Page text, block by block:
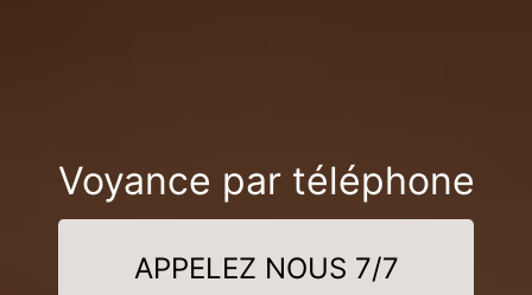
Voyance par téléphone
APPELEZ NOUS 7/7